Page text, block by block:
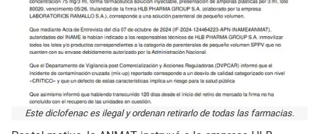
Este diclofenac es ilegal y ordenan retirarlo de todas las farmacias.